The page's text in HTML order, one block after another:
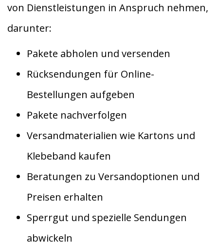
von Dienstleistungen in Anspruch nehmen,
darunter:
Pakete abholen und versenden
Rücksendungen für Online-
Bestellungen aufgeben
Pakete nachverfolgen
Versandmaterialien wie Kartons und
Klebeband kaufen
Beratungen zu Versandoptionen und
Preisen erhalten
Sperrgut und spezielle Sendungen
abwickeln